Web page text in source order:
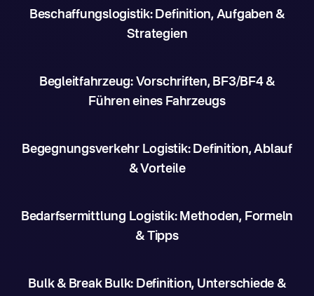
Beschaffungslogistik: Definition, Aufgaben &
Strategien
Begleitfahrzeug: Vorschriften, BF3/BF4 &
Führen eines Fahrzeugs
Begegnungsverkehr Logistik: Definition, Ablauf
& Vorteile
Bedarfsermittlung Logistik: Methoden, Formeln
& Tipps
Bulk & Break Bulk: Definition, Unterschiede &